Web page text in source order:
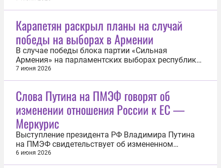
российскому лидеру, сколько Европе и украинцам.
запаса Оливье Кемпф. «Здесь речь идет о трех
адресатах: украинское общественное...
Карапетян раскрыл планы на случай
победы на выборах в Армении
В случае победы блока партии «Сильная
Армения» на парламентских выборах республика
будет соблюдать баланс в отношениях между
Россией и западными странами. Об этом 7 июня
журналистам заявил лидер «Сильной Армении»
Самвел Карапетян. «Понимаете, мы должны
иметь со всеми хорошие отношения. И с
Америкой...
7 июня 2026
Слова Путина на ПМЭФ говорят об
изменении отношения России к ЕС —
Меркурис
Выступление президента РФ Владимира Путина
на ПМЭФ свидетельствует об измененном
отношении России к Евросоюзу. Таким мнением
поделился британский военный аналитик
6 июня 2026